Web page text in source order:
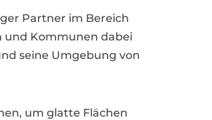
Partner im Bereich
und Kommunen dabei
seine Umgebung von
um glatte Flächen